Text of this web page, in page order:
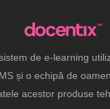
de e-learning
și o echipă de
acestor produse